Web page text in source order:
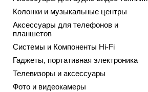
Колонки и музыкальные центры
Аксессуары для телефонов и
планшетов
Системы и Компоненты Hi-Fi
Гаджеты, портативная электроника
Телевизоры и аксессуары
Фото и видеокамеры